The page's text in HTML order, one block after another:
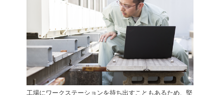
工場にワークステーションを持ち出すこともあるため、堅